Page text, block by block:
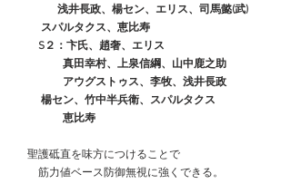
  　　　 浅井長政、楊セン、エリス、司馬懿(武)
         スパルタクス、恵比寿
S２：卞氏、趙奢、エリス
真田幸村、上泉信綱、山中鹿之助
アウグストゥス、李牧、浅井長政
         楊セン、竹中半兵衛、スパルタクス
恵比寿
    聖護砥直を味方につけることで
筋力値ベース防御無視に強くできる。